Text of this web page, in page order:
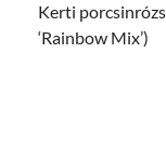
Kerti
‘Rainbow Mix’)